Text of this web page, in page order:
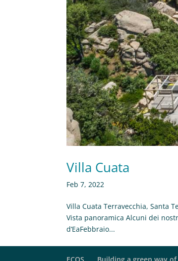
Villa Cuata
Feb 7, 2022
Villa Cuata Terravecchia, Santa
Vista panoramica Alcuni dei
d’EaFebbraio...